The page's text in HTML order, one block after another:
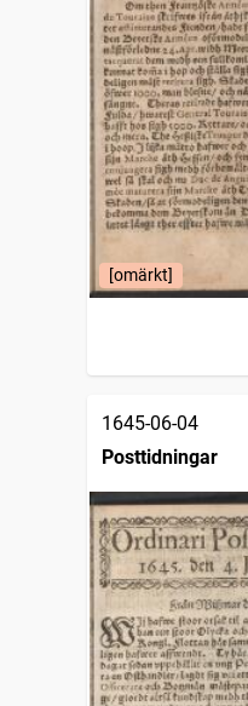
[omärkt]
1645-06-04
Posttidningar